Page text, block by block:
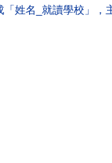
姓名_就讀學校」